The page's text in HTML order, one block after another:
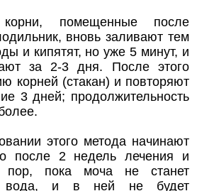
корни, помещенные после
вновь заливают тем
и кипятят, но уже 5 минут, и
за 2-3 дня. После этого
корней (стакан) и повторяют
3 дней; продолжительность
этого метода начинают
после 2 недель лечения и
пока моча не станет
вода, и в ней не будет